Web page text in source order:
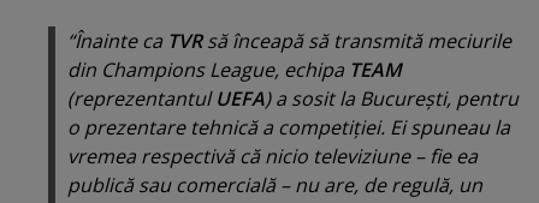
“Înainte ca TVRsă înceapă să transmită meciurile
din Champions League, echipa TEAM
(reprezentantulUEFA) a sosit la Bucureşti, pentru
o prezentare tehnică a competiţiei. Ei spuneau la
vremea respectivă că nicio televiziune – fie ea
publică sau comercială – nu are, de regulă, un